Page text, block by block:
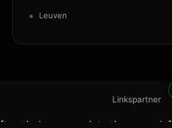
Leuven
Linkspartner
[trustindex no-registration=google]